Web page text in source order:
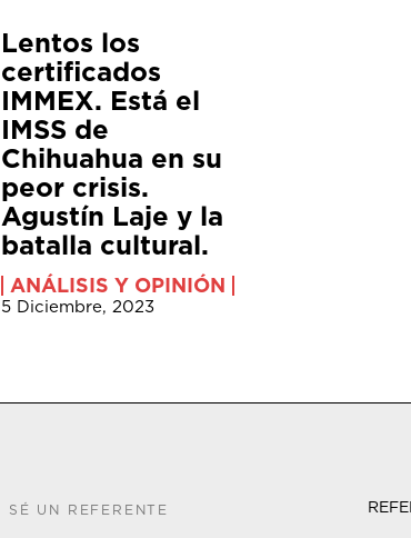
Lentos los
certificados
IMMEX. Está el
IMSS de
Chihuahua en su
peor crisis.
Agustín Laje y la
batalla cultural.
ANÁLISIS Y OPINIÓN
5 Diciembre, 2023
SÉ UN REFERENTE